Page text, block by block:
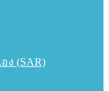
ง (SAR)